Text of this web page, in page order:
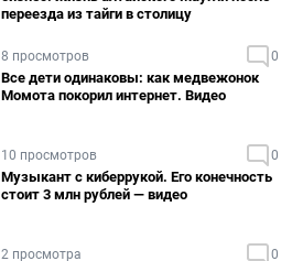
переезда из тайги в столицу
8 просмотров 0
Все дети одинаковы: как медвежонок
Момота покорил интернет. Видео
10 просмотров 0
Музыкант с киберрукой. Его конечность
стоит 3 млн рублей — видео
2 просмотра 0